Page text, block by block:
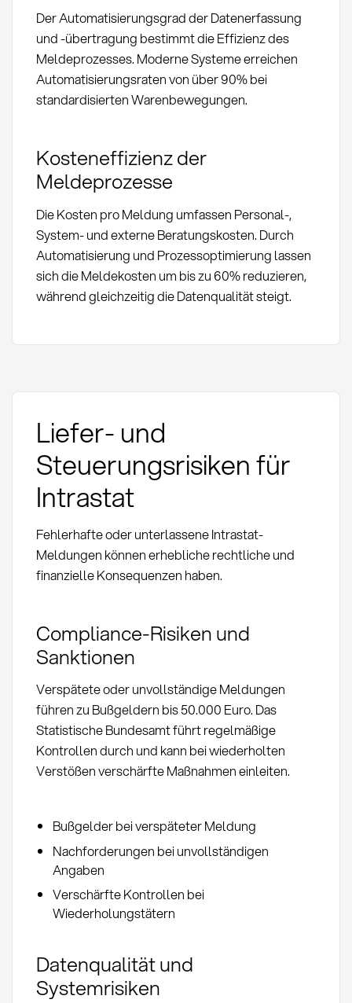
Der Automatisierungsgrad der Datenerfassung
und -übertragung bestimmt die Effizienz des
Meldeprozesses. Moderne Systeme erreichen
Automatisierungsraten von über 90% bei
standardisierten Warenbewegungen.
Kosteneffizienz der
Meldeprozesse
Die Kosten pro Meldung umfassen Personal-,
System- und externe Beratungskosten. Durch
Automatisierung und Prozessoptimierung lassen
sich die Meldekosten um bis zu 60% reduzieren,
während gleichzeitig die Datenqualität steigt.
Liefer- und
Steuerungsrisiken für
Intrastat
Fehlerhafte oder unterlassene Intrastat-
Meldungen können erhebliche rechtliche und
finanzielle Konsequenzen haben.
Compliance-Risiken und
Sanktionen
Verspätete oder unvollständige Meldungen
führen zu Bußgeldern bis 50.000 Euro. Das
Statistische Bundesamt führt regelmäßige
Kontrollen durch und kann bei wiederholten
Verstößen verschärfte Maßnahmen einleiten.
Bußgelder bei verspäteter Meldung
Nachforderungen bei unvollständigen
Angaben
Verschärfte Kontrollen bei
Wiederholungstätern
Datenqualität und
Systemrisiken